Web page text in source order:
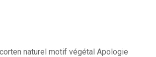
naturel motif végétal Apologie